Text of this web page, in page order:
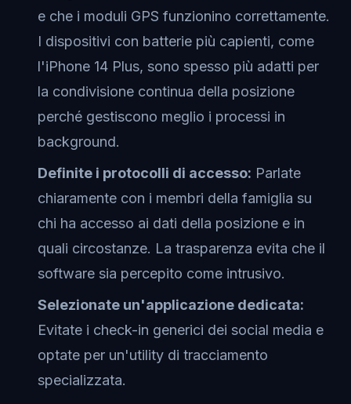
e che i moduli GPS funzionino correttamente.
I dispositivi con batterie più capienti, come
l'iPhone 14 Plus, sono spesso più adatti per
la condivisione continua della posizione
perché gestiscono meglio i processi in
background.
Definite i protocolli di accesso: Parlate
chiaramente con i membri della famiglia su
chi ha accesso ai dati della posizione e in
quali circostanze. La trasparenza evita che il
software sia percepito come intrusivo.
Selezionate un'applicazione dedicata:
Evitate i check-in generici dei social media e
optate per un'utility di tracciamento
specializzata.